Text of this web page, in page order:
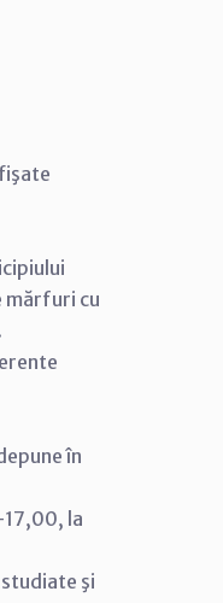
mărfuri cu
în
la
şi